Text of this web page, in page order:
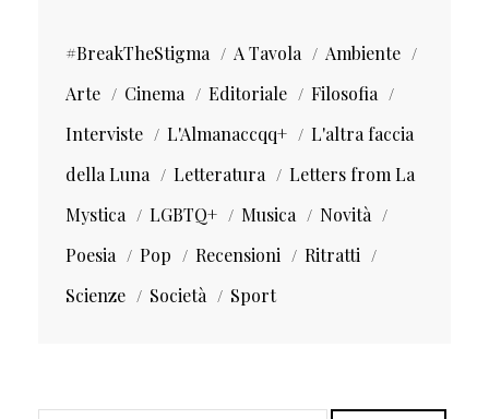
#BreakTheStigma A Tavola
Ambiente
Arte
Cinema Editoriale
Filosofia
Interviste
L'Almanaccqq+
L'altra faccia
della Luna
Letteratura
Letters from La
Mystica
LGBTQ+ Musica
Novità
Poesia
Pop Recensioni
Ritratti
Scienze
Società Sport